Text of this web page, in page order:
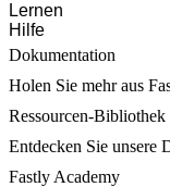
Lernen
Hilfe
Dokumentation
Holen Sie mehr aus
Ressourcen-Bibliothek
Entdecken Sie unsere
Fastly Academy